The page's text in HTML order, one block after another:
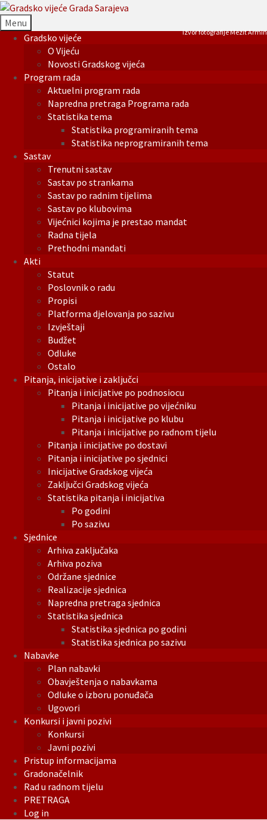
Menu
Gradsko vijeće
O Vijeću
Novosti Gradskog vijeća
Program rada
Aktuelni program rada
Napredna pretraga Programa rada
Statistika tema
Statistika programiranih tema
Statistika neprogramiranih tema
Sastav
Trenutni sastav
Sastav po strankama
Sastav po radnim tijelima
Sastav po klubovima
Vijećnici kojima je prestao mandat
Radna tijela
Prethodni mandati
Akti
Statut
Poslovnik o radu
Propisi
Platforma djelovanja po sazivu
Izvještaji
Budžet
Odluke
Ostalo
Pitanja, inicijative i zaključci
Pitanja i inicijative po podnosiocu
Pitanja i inicijative po vijećniku
Pitanja i inicijative po klubu
Pitanja i inicijative po radnom tijelu
Pitanja i inicijative po dostavi
Pitanja i inicijative po sjednici
Inicijative Gradskog vijeća
Zaključci Gradskog vijeća
Statistika pitanja i inicijativa
Po godini
Po sazivu
Sjednice
Arhiva zaključaka
Arhiva poziva
Održane sjednice
Realizacije sjednica
Napredna pretraga sjednica
Statistika sjednica
Statistika sjednica po godini
Statistika sjednica po sazivu
Nabavke
Plan nabavki
Obavještenja o nabavkama
Odluke o izboru ponuđača
Ugovori
Konkursi i javni pozivi
Konkursi
Javni pozivi
Pristup informacijama
Gradonačelnik
Rad u radnom tijelu
PRETRAGA
Log in
Izvor fotografije Mezit Armin